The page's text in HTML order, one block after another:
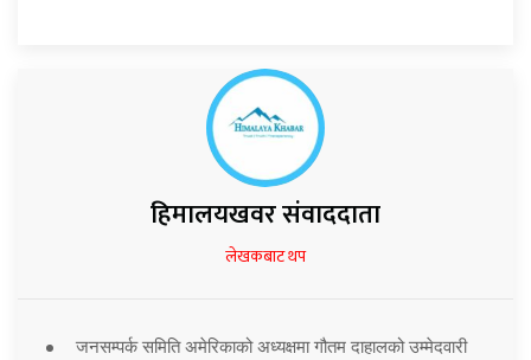
हिमालयखवर संवाददाता
लेखकबाट थप
जनसम्पर्क समिति अमेरिकाको अध्यक्षमा गौतम दाहालको उम्मेदवारी